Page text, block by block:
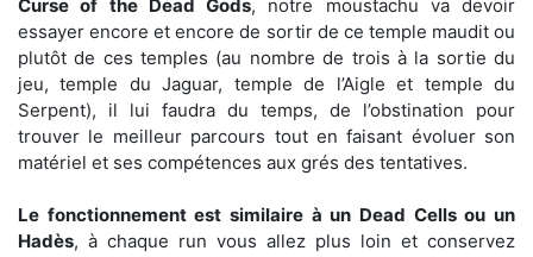
Curse of the Dead Gods, notre moustachu va devoir
essayer encore et encore de sortir de ce temple maudit ou
plutôt de ces temples (au nombre de trois à la sortie du
jeu, temple du Jaguar, temple de l’Aigle et temple du
Serpent), il lui faudra du temps, de l’obstination pour
trouver le meilleur parcours tout en faisant évoluer son
matériel et ses compétences aux grés des tentatives.
Le fonctionnement est similaire à un Dead Cells ou un
Hadès, à chaque run vous allez plus loin et conservez